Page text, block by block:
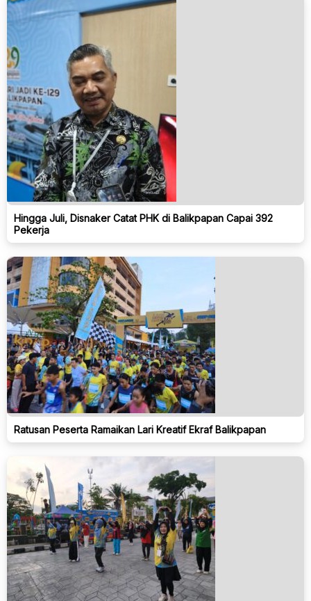
Hingga Juli, Disnaker Catat PHK di Balikpapan Capai 392
Pekerja
Ratusan Peserta Ramaikan Lari Kreatif Ekraf Balikpapan